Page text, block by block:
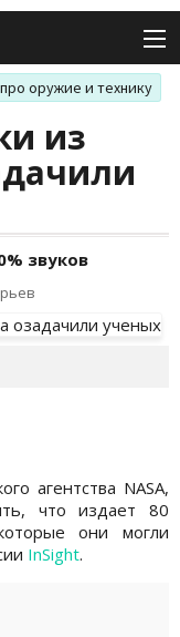
оружие и технику
из
звуков
агентства NASA,
что издает 80
они могли
InSight.